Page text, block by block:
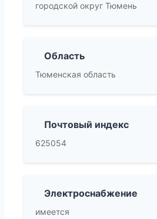
городской округ Тюмень
Область
Тюменская область
Почтовый индекс
625054
Электроснабжение
имеется